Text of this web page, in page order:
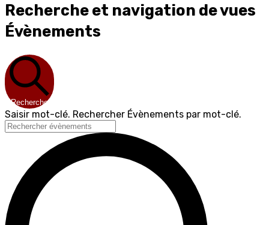
Recherche et navigation de vues
Évènements
Recherche
Saisir mot-clé. Rechercher Évènements par mot-clé.